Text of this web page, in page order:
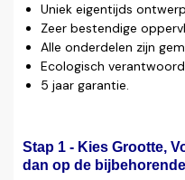
Uniek eigentijds
Zeer bestendige
Alle onderdelen zijn
Ecologisch
5 jaar garantie.
Stap 1 - Kies Grootte,
dan op de